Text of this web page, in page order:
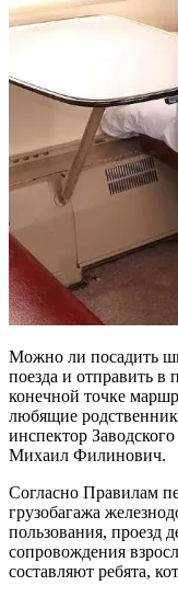
Можно ли посадить
поезда и отправить в
конечной точке
любящие
инспектор
Михаил Филинович.
Согласно Правилам
грузобагажа
пользования, проезд
сопровождения
составляют ребята,